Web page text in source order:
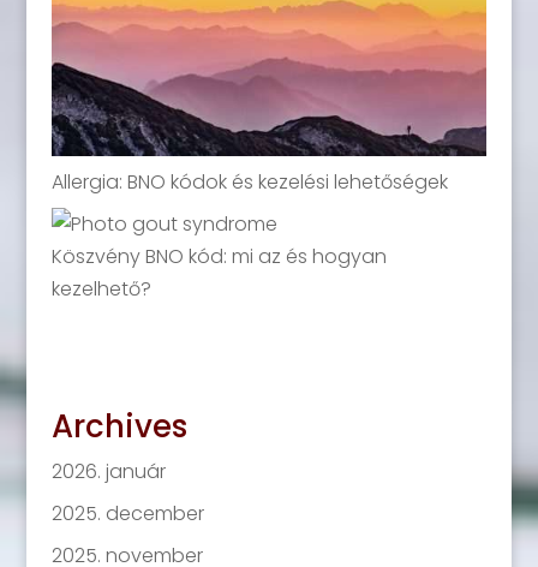
Allergia: BNO kódok és kezelési lehetőségek
Köszvény BNO kód: mi az és hogyan
kezelhető?
Archives
2026. január
2025. december
2025. november